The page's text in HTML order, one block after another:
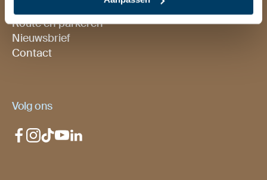
Route en parkeren
Nieuwsbrief
Contact
Volg ons